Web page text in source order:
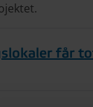
får